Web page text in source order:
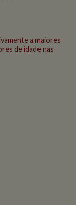
a maiores
de idade nas